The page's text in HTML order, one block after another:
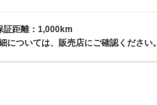
距離：1,000km
ついては、販売店にご確認ください。